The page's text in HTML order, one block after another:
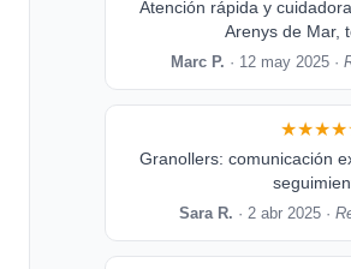
Atención rápida y
Arenys de Mar,
Marc P. · 12 may 2025 ·
Granollers: comunicación
Sara R. · 2 abr 2025 ·